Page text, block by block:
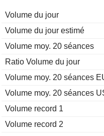
Volume du jour
Volume du jour estimé
Volume moy. 20 séances
Ratio Volume du jour
Volume moy. 20 séances
Volume moy. 20 séances
Volume record 1
Volume record 2